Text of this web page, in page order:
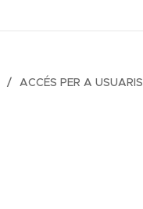
ACCÉS PER A USUARIS